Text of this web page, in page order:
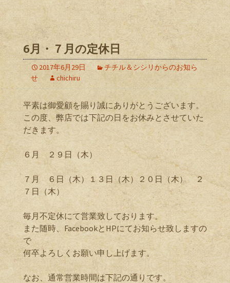
6月・７月の定休日
2017年6月29日
チチル＆シシリからのお知ら
せ
chichiru
平素は御愛顧を賜り誠にありがとうございます。
この度、弊店では下記の日をお休みとさせていた
だきます。
６月 ２９日（木）
７月 ６日（木）１３日（木）２０日（木） ２
７日（木）
毎月不定休にて営業致しております。
また随時、FacebookとHPにてお知らせ致しますの
で
何卒よろしくお願い申し上げます。
なお、通常営業時間は下記の通りです。